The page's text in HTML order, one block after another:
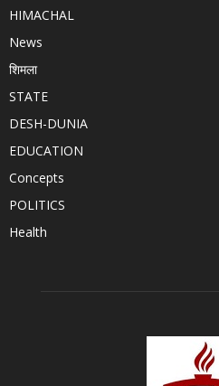
HIMACHAL
News
शिमला
STATE
DESH-DUNIA
EDUCATION
Concepts
POLITICS
Health